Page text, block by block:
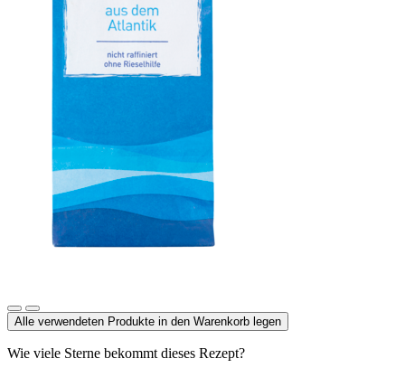
Alle verwendeten Produkte in den Warenkorb legen
Wie viele Sterne bekommt dieses Rezept?